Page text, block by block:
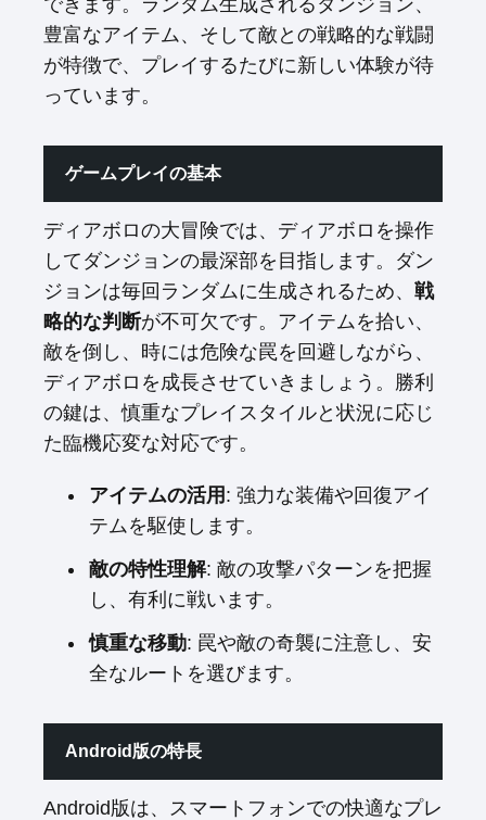
できます。ランダム生成されるダンジョン、
豊富なアイテム、そして敵との戦略的な戦闘
が特徴で、プレイするたびに新しい体験が待
っています。
ゲームプレイの基本
ディアボロの大冒険では、ディアボロを操作
してダンジョンの最深部を目指します。ダン
ジョンは毎回ランダムに生成されるため、 戦
略的な判断が不可欠です。アイテムを拾い、
敵を倒し、時には危険な罠を回避しながら、
ディアボロを成長させていきましょう。勝利
の鍵は、慎重なプレイスタイルと状況に応じ
た臨機応変な対応です。
アイテムの活用 : 強力な装備や回復アイ
テムを駆使します。
敵の特性理解: 敵の攻撃パターンを把握
し、有利に戦います。
慎重な移動: 罠や敵の奇襲に注意し、安
全なルートを選びます。
Android版の特長
Android版は、スマートフォンでの快適なプレ